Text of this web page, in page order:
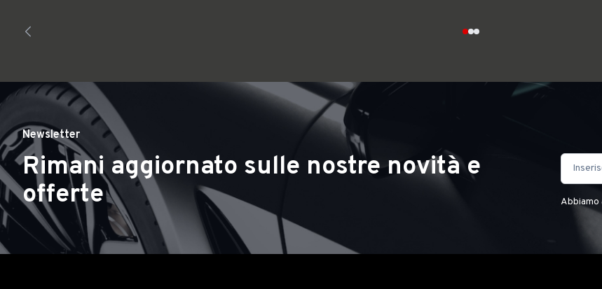
Newsletter
Rimani aggiornato sulle nostre novità e
offerte
Abbiamo